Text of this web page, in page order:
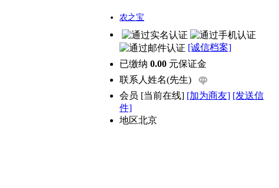
农之宝
[诚信档案]
已缴纳 0.00 元保证金
联系人 姓名(先生)
会员 [当前在线] [加为商友] [发送信
件]
地区北京